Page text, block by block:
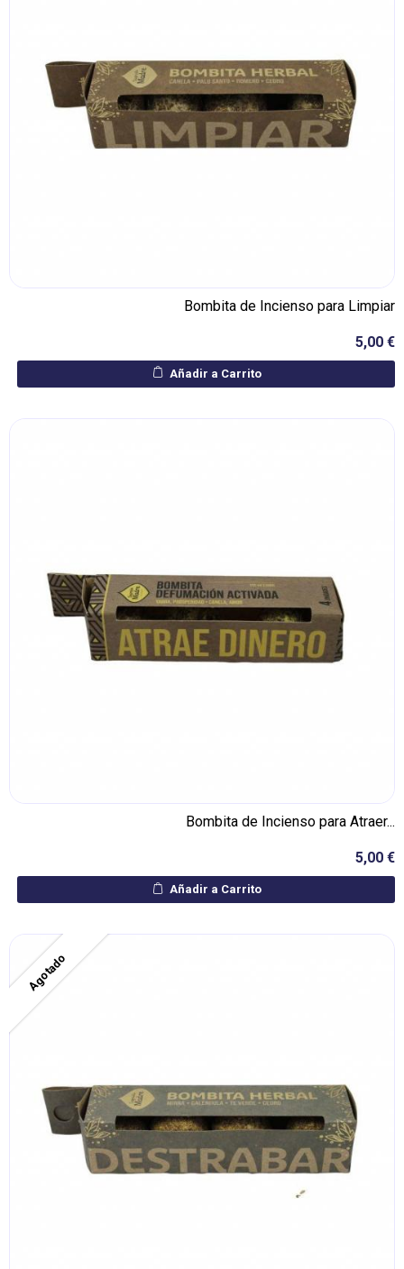
Bombita de Incienso para Limpiar
5,00 €
Añadir a Carrito
Bombita de Incienso para Atraer...
5,00 €
Añadir a Carrito
Agotado